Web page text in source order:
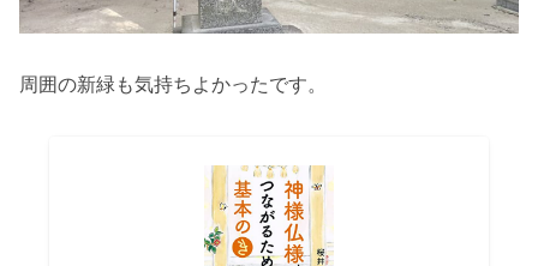
周囲の新緑も気持ちよかったです。